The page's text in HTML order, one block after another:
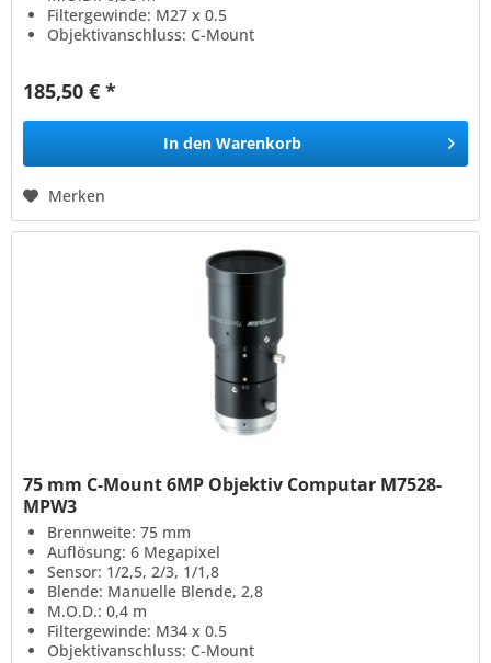
Filtergewinde: M27 x 0.5
Objektivanschluss: C-Mount
185,50 € *
In den Warenkorb
Merken
75 mm C-Mount 6MP Objektiv Computar M7528-
MPW3
Brennweite: 75 mm
Auflösung: 6 Megapixel
Sensor: 1/2,5, 2/3, 1/1,8
Blende: Manuelle Blende, 2,8
M.O.D.: 0,4 m
Filtergewinde: M34 x 0.5
Objektivanschluss: C-Mount